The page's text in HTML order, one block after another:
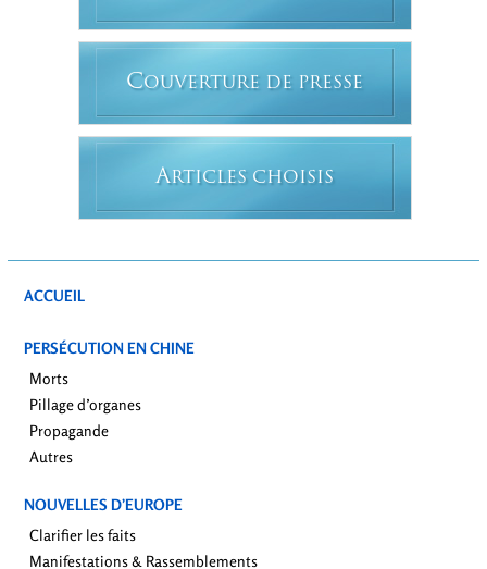
COUVERTURE DE PRESSE
ARTICLES CHOISIS
ACCUEIL
PERSÉCUTION EN CHINE
Morts
Pillage d’organes
Propagande
Autres
NOUVELLES D’EUROPE
Clarifier les faits
Manifestations & Rassemblements